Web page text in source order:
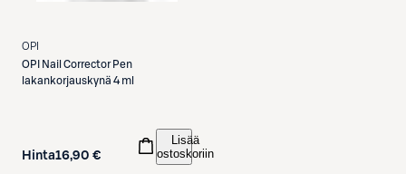
OPI
OPI
Nail Corrector Pen
lakankorjauskynä 4 ml
Hinta16,90 €
Lisää
ostoskoriin